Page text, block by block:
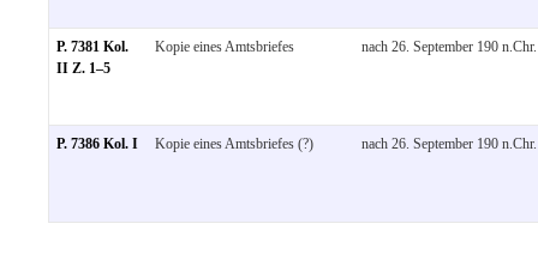
P. 7381 Kol.
II Z. 1–5
Kopie eines Amtsbriefes nach 26. September 190 n.Chr.
P. 7386 Kol. I Kopie eines Amtsbriefes (?) nach 26. September 190 n.Chr.